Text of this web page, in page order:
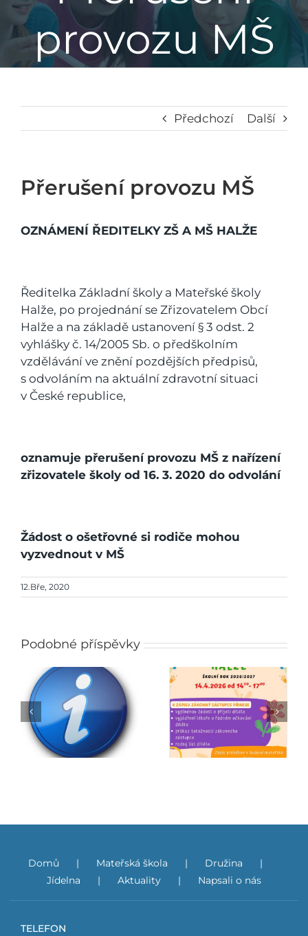
Základní škola
Mateřská škola
Kontakt
provozu MŠ
Předchozí Další
Přerušení provozu MŠ
OZNÁMENÍ ŘEDITELKY ZŠ A MŠ HALŽE
Ředitelka Základní školy a Mateřské školy
Halže, po projednání se Zřizovatelem Obcí
Halže a na základě ustanovení § 3 odst. 2
vyhlášky č. 14/2005 Sb. o předškolním
vzdělávání ve znění pozdějších předpisů,
s odvoláním na aktuální zdravotní situaci
v České republice,
oznamuje přerušení provozu MŠ z nařízení
zřizovatele školy od 16. 3. 2020 do odvolání
Žádost o ošetřovné si rodiče mohou
vyzvednout v MŠ
12.Bře, 2020
Podobné příspěvky
Zápis do mateřské
školy
Jarmark
Domů Mateřská škola
Družina
Jídelna
Aktuality Napsali o nás
TELEFON